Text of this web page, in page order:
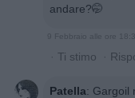
andare?🤭
9 Febbraio alle ore
· Ti stimo ·
Patella: Gargoil